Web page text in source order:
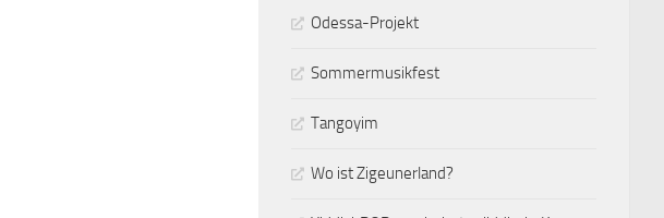
Odessa-Projekt
Sommermusikfest
Tangoyim
Wo ist Zigeunerland?